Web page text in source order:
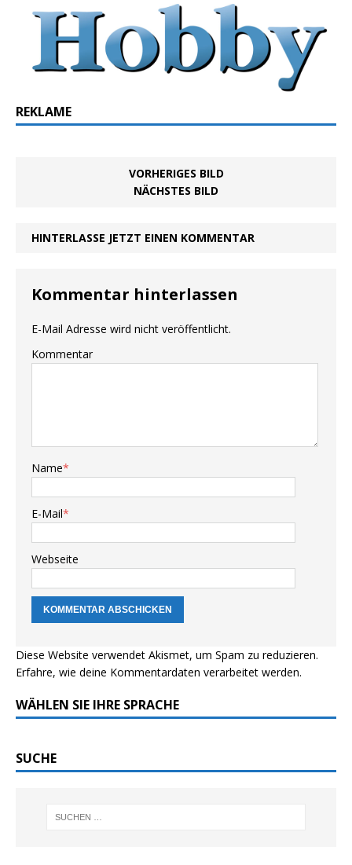
REKLAME
VORHERIGES BILD
NÄCHSTES BILD
HINTERLASSE JETZT EINEN KOMMENTAR
Kommentar hinterlassen
E-Mail Adresse wird nicht veröffentlicht.
Kommentar
Name*
E-Mail*
Webseite
Diese Website verwendet Akismet, um Spam zu reduzieren.
Erfahre, wie deine Kommentardaten verarbeitet werden.
WÄHLEN SIE IHRE SPRACHE
SUCHE